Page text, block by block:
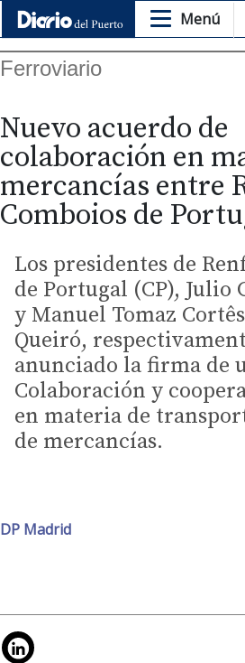
Menú
Ferroviario
Nuevo acuerdo de
colaboración en
mercancías entre
Comboios de
Los presidentes de
de Portugal (CP), Julio
y Manuel Tomaz
Queiró,
anunciado la firma de
Colaboración y
en materia de
de mercancías.
DP Madrid